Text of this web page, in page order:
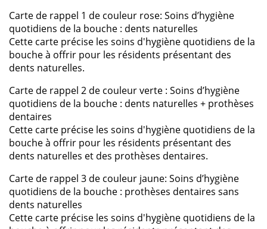
Carte de rappel 1 de couleur rose: Soins d’hygiène
quotidiens de la bouche : dents naturelles
Cette carte précise les soins d'hygiène quotidiens de la
bouche à offrir pour les résidents présentant des
dents naturelles.
Carte de rappel 2 de couleur verte : Soins d’hygiène
quotidiens de la bouche : dents naturelles + prothèses
dentaires
Cette carte précise les soins d'hygiène quotidiens de la
bouche à offrir pour les résidents présentant des
dents naturelles et des prothèses dentaires.
Carte de rappel 3 de couleur jaune: Soins d’hygiène
quotidiens de la bouche : prothèses dentaires sans
dents naturelles
Cette carte précise les soins d'hygiène quotidiens de la